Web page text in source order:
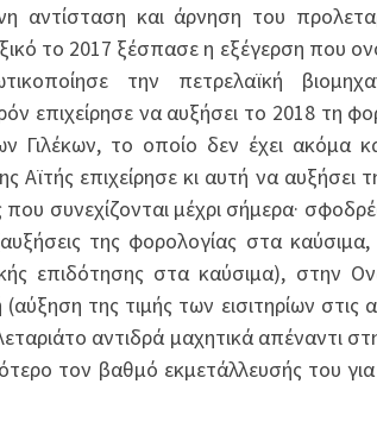
αντίσταση και άρνηση του
το 2017 ξέσπασε η εξέγερση που
την πετρελαϊκή
επιχείρησε να αυξήσει το 2018 τη
Γιλέκων, το οποίο δεν έχει ακόμα
Αϊτής επιχείρησε κι αυτή να
συνεχίζονται μέχρι σήμερα·
της φορολογίας στα
επιδότησης στα καύσιμα), στην
της τιμής των εισιτηρίων
αντιδρά μαχητικά απέναντι
τον βαθμό εκμετάλλευσής του για